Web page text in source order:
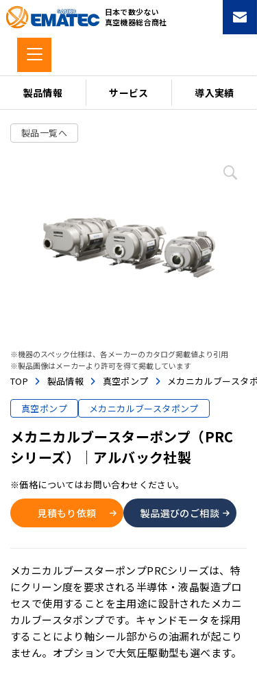
コ
ン
ツ
ス
キ
ッ
日本で数少ない
真空機器総合商社
製品情報 サービス 導入実績
製品一覧へ
※機器のスペック仕様は、各メーカーのカタログ掲載値より引用
※製品画像はメーカーより許可を得て掲載しています
TOP 製品情報 真空ポンプ メカニカルブースタポ
真空ポンプ メカニカルブースタポンプ
メカニカルブースターポンプ（PRC
シリーズ）│アルバック社製
※価格についてはお問い合わせください。
見積もり依頼 製品選びのご相談
メカニカルブースターポンプPRCシリーズは、特
にクリーン度を要求される半導体・液晶製造プロ
セスで使用することを主用途に設計されたメカニ
カルブースタポンプです。キャンドモータを採用
することにより軸シール部からの油漏れが起こり
ません。オプションで大気圧駆動型も選べます。